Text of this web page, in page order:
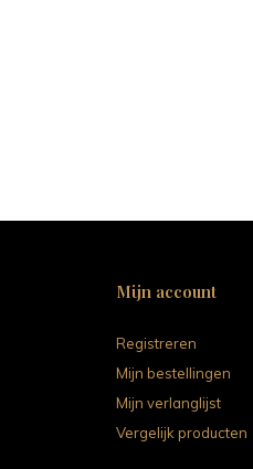
Mijn account
Registreren
Mijn bestellingen
Mijn verlanglijst
Vergelijk producten